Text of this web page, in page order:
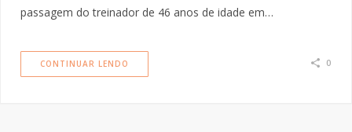
passagem do treinador de 46 anos de idade em…
CONTINUAR LENDO 0